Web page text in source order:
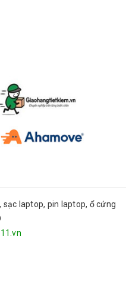
laptop, pin laptop, ổ cứng